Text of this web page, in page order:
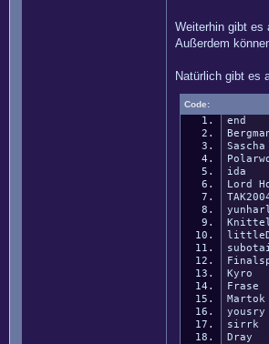
Weiterhin gibt es
Außerdem
Natürlich gibt es
Code:
Lord